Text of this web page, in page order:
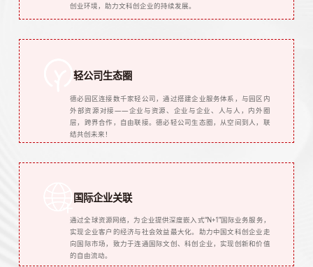
创业环境，助力文科创企业的持续发展。
轻公司生态圈
德必园区连接数千家轻公司，通过搭建企业服务体系，与园区内
外部资源对接——企业与资源、企业与企业、人与人，内外圈
层，跨界合作，自由联接。德必轻公司生态圈，从空间到人，联
结共创未来！
国际企业关联
通过全球资源网络，为企业提供深度嵌入式“N+1”国际业务服务，
实现企业客户的经济与社会效益最大化。助力中国文科创企业走
向国际市场，致力于连通国际文创、科创企业，实现创新和价值
的自由流动。